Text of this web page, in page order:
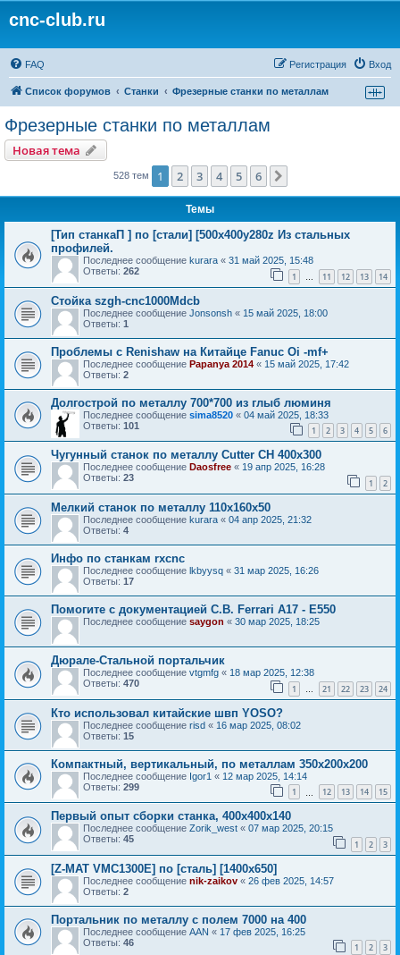
cnc-club.ru
FAQ Вход
Регистрация
Список форумов Станки Фрезерные станки по металлам
Фрезерные станки по металлам
Новая тема
528 тем 1 2 3 4 5 6
Темы
[Тип станкаП ] по [стали] [500х400у280z Из стальных
профилей.
Последнее сообщение kurara « 31 май 2025, 15:48
Ответы: 262 1 … 11 12 13 14
Стойка szgh-cnc1000Mdcb
Последнее сообщение Jonsonsh « 15 май 2025, 18:00
Ответы: 1
Проблемы с Renishaw на Китайце Fanuc Oi -mf+
Последнее сообщение Papanya 2014 « 15 май 2025, 17:42
Ответы: 2
Долгострой по металлу 700*700 из глыб люминя
Последнее сообщение sima8520 « 04 май 2025, 18:33
Ответы: 101 1 2 3 4 5 6
Чугунный станок по металлу Cutter CH 400х300
Последнее сообщение Daosfree « 19 апр 2025, 16:28
Ответы: 23 1 2
Мелкий станок по металлу 110х160х50
Последнее сообщение kurara « 04 апр 2025, 21:32
Ответы: 4
Инфо по станкам rxcnc
Последнее сообщение lkbyysq « 31 мар 2025, 16:26
Ответы: 17
Помогите с документацией C.B. Ferrari A17 - E550
Последнее сообщение saygon « 30 мар 2025, 18:25
Дюрале-Стальной портальчик
Последнее сообщение vtgmfg « 18 мар 2025, 12:38
Ответы: 470 1 … 21 22 23 24
Кто использовал китайские швп YOSO?
Последнее сообщение risd « 16 мар 2025, 08:02
Ответы: 15
Компактный, вертикальный, по металлам 350х200х200
Последнее сообщение Igor1 « 12 мар 2025, 14:14
Ответы: 299 1 12 13 14 15
Первый опыт сборки станка, 400х400х140
Последнее сообщение Zorik_west « 07 мар 2025, 20:15
Ответы: 45 1 2 3
[Z-MAT VMC1300E] по [сталь] [1400х650]
Последнее сообщение nik-zaikov « 26 фев 2025, 14:57
Ответы: 2
Портальник по металлу с полем 7000 на 400
Последнее сообщение AAN « 17 фев 2025, 16:25
Ответы: 46 1 2 3